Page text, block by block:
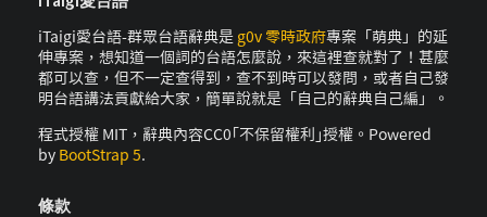
iTaigi愛台語-群眾台語辭典是 g0v 零時政府專案「萌典」的延
伸專案，想知道一個詞的台語怎麼說，來這裡查就對了！甚麼
都可以查，但不一定查得到，查不到時可以發問，或者自己發
明台語講法貢獻給大家，簡單說就是「自己的辭典自己編」。
程式授權 MIT，辭典內容CC0｢不保留權利｣授權。Powered
by BootStrap 5.
條款